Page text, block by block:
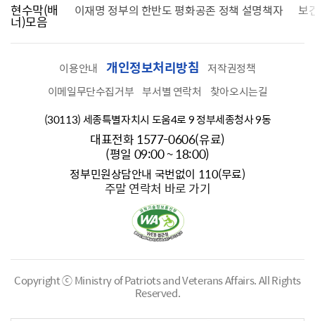
현수막(배
너)모음
찾습니다 이재명 정부의 한반도 평화공존 정책 설명책자 보
이용안내 개인정보처리방침
저작권정책
이메일무단수집거부 부서별 연락처
찾아오시는길
(30113) 세종특별자치시 도움4로 9 정부세종청사 9동
대표전화 1577-0606(유료)
(평일 09:00 ~ 18:00)
정부민원상담안내 국번없이 110(무료)
주말 연락처 바로 가기
Copyright ⓒ Ministry of Patriots and Veterans Affairs.All Rights
Reserved.